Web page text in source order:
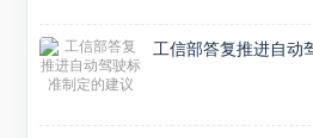
工信部答复推进自动